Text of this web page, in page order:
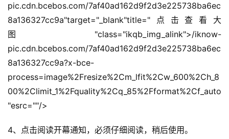
pic.cdn.bcebos.com/7af40ad162d9f2d3e225738ba6ec
8a136327cc9a"target="_blank"title="点击查看大
图"class="ikqb_img_alink">/iknow-
pic.cdn.bcebos.com/7af40ad162d9f2d3e225738ba6ec
8a136327cc9a?x-bce-
process=image%2Fresize%2Cm_lfit%2Cw_600%2Ch_8
00%2Climit_1%2Fquality%2Cq_85%2Fformat%2Cf_auto
"esrc=""/>
4、点击阅读开幕通知，必须仔细阅读，稍后使用。